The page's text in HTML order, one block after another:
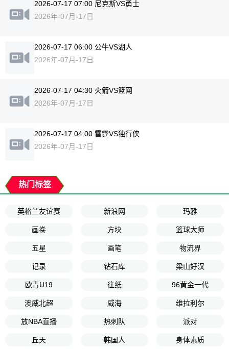
2026-07-17 07:00 尼克斯VS勇士
2026年-07月-17日
2026-07-17 06:00 公牛VS湖人
2026年-07月-17日
2026-07-17 04:30 火箭VS篮网
2026年-07月-17日
2026-07-17 04:00 雷霆VS独行侠
2026年-07月-17日
热门标签
英格兰友谊赛 新浪网 玛雅
画卷 方块 篮球大师
五星 画笔 物流界
记录 钻石库 梁山好汉
欧青U19 往纸 96黄金一代
澳威北超 威海 维拉利尔
放NBA直播 热刺队 派对
丘天 韩国人 身体素质